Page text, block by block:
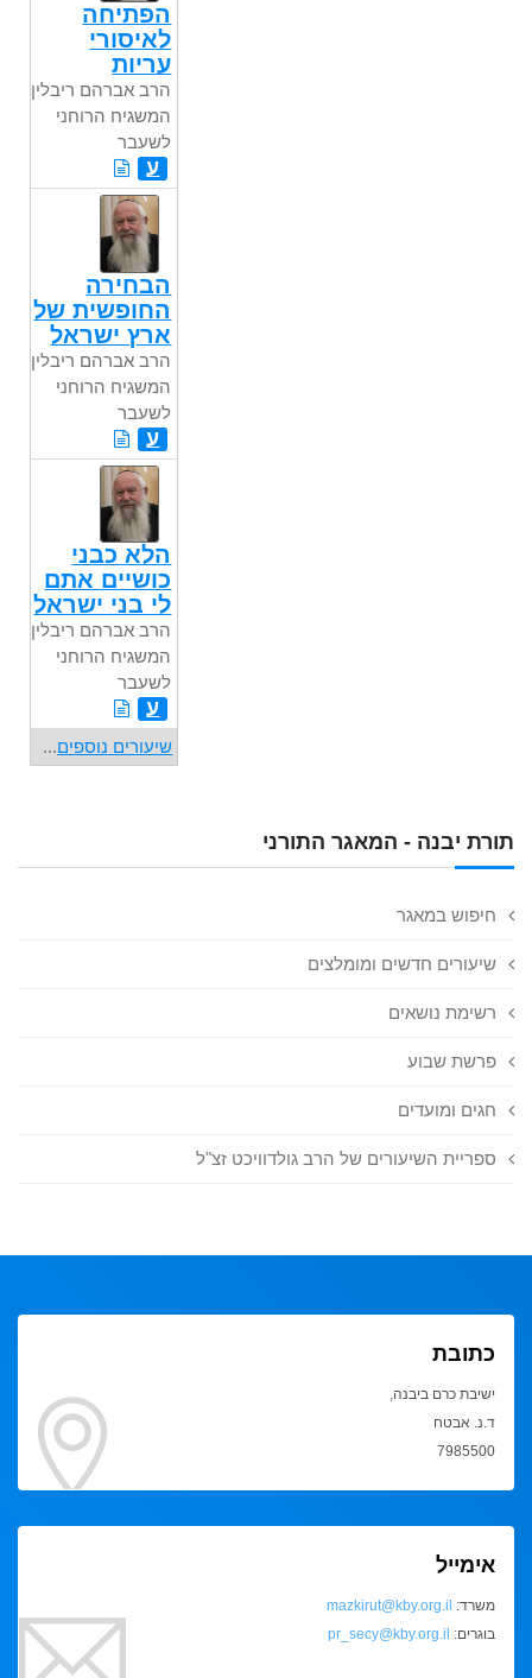
תורת יבנה - המאגר התורני
חיפוש במאגר
שיעורים חדשים ומומלצים
רשימת נושאים
פרשת שבוע
חגים ומועדים
ספריית השיעורים של הרב גולדוויכט זצ"ל
הפתיחה
לאיסורי
עריות
הרב אברהם ריבלין,
המשגיח הרוחני
לשעבר
ע
הבחירה
החופשית של
ארץ ישראל
הרב אברהם ריבלין,
המשגיח הרוחני
לשעבר
ע
הלא כבני
כושיים אתם
לי בני ישראל
הרב אברהם ריבלין,
המשגיח הרוחני
לשעבר
ע
שיעורים נוספים...
כתובת
ישיבת כרם ביבנה,
ד.נ. אבטח
7985500
אימייל
משרד: mazkirut@kby.org.il
בוגרים: pr_secy@kby.org.il